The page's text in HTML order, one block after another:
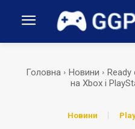
Головна Новини
Ready
на Xbox і
Новини